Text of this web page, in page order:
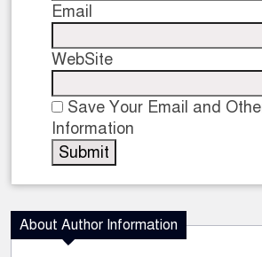
Email
WebSite
Save Your Email and
Information
About Author Information